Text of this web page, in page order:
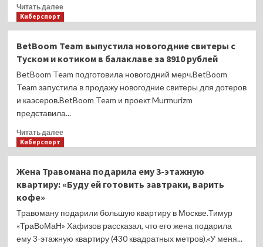
от
HLTV
на
3
выше,
чем
в
2024-
Читать далееПрочитать
приготовил
сладкий
салат
огурца,
печенья
Skittles,
кукурузы
мармеладных
мишек
Киберспорт
BetBoom Team выпустила новогодние свитеры с
Туском и котиком в балаклаве за 8910 рублей
BetBoom Team подготовила новогодний мерч.BetBoom
Team запустила в продажу новогодние свитеры для дотеров
и каэсеров.BetBoom Team и проект Murmurizm
представила...
Читать далееПрочитать
Team
выпустила
Туском
и
Киберспорт
Жена Травомана подарила ему 3-этажную
квартиру: «Буду ей готовить завтраки, варить
кофе»
Травоману подарили большую квартиру в Москве.Тимур
«ТраВоМаН» Хафизов рассказал, что его жена подарила
ему 3-этажную квартиру (430 квадратных метров).«У меня...